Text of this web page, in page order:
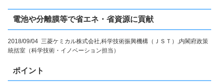
電池や分離膜等で省エネ・省資源に貢献
2018/09/04 三菱ケミカル株式会社,科学技術振興機構（ＪＳＴ）,内閣府政策
統括室（科学技術・イノベーション担当）
ポイント